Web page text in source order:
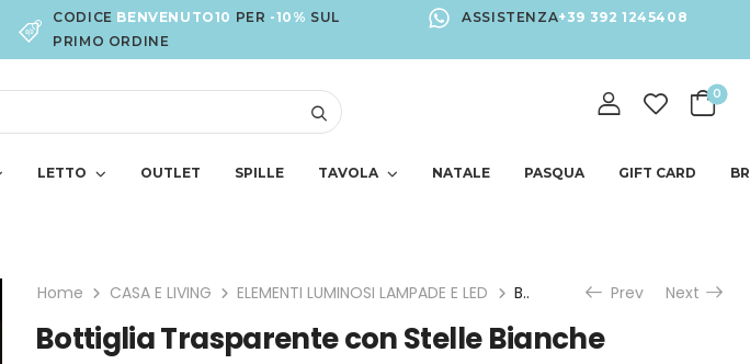
CODICE BENVENUTO10 PER -10% SUL
PRIMO ORDINE
ASSISTENZA+39 392 1245408
0
LETTO OUTLET SPILLE TAVOLA NATALE PASQUA GIFT CARD
Home CASA E LIVING ELEMENTI LUMINOSI LAMPADE E LED Bottiglia Trasparente con Stelle Bianche Prev Next
Bottiglia Trasparente con Stelle Bianche